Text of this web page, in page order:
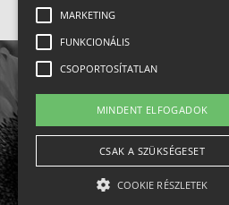
MARKETING
FUNKCIONÁLIS
CSOPORTOSÍTATLAN
MINDENT ELFOGADOK
CSAK A SZÜKSÉGESET
COOKIE RÉSZLETEK